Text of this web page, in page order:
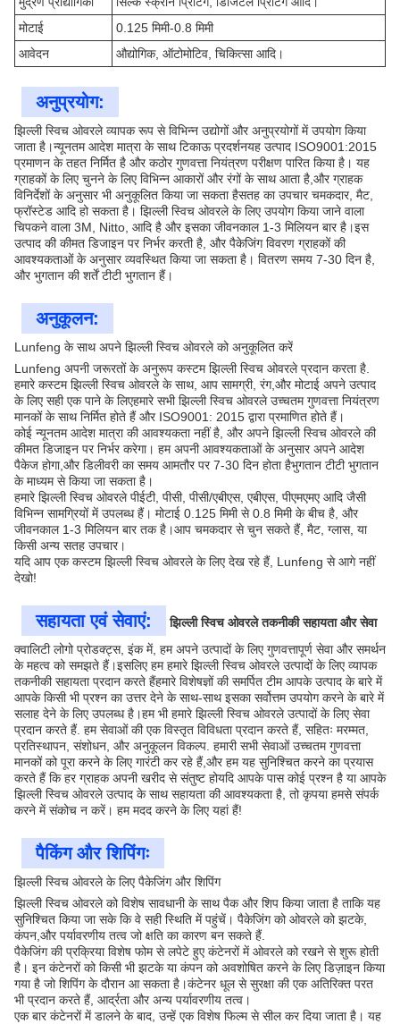
मोटाई
0.125 मिमी-0.8 मिमी
आवेदन
औद्योगिक, ऑटोमोटिव, चिकित्सा आदि।
अनुप्रयोग:
झिल्ली स्विच ओवरले व्यापक रूप से विभिन्न उद्योगों और अनुप्रयोगों में उपयोग किया
जाता है।न्यूनतम आदेश मात्रा के साथ टिकाऊ प्रदर्शनयह उत्पाद ISO9001:2015
प्रमाणन के तहत निर्मित है और कठोर गुणवत्ता नियंत्रण परीक्षण पारित किया है। यह
ग्राहकों के लिए चुनने के लिए विभिन्न आकारों और रंगों के साथ आता है,और ग्राहक
विनिर्देशों के अनुसार भी अनुकूलित किया जा सकता हैसतह का उपचार चमकदार, मैट,
फ्रॉस्टेड आदि हो सकता है। झिल्ली स्विच ओवरले के लिए उपयोग किया जाने वाला
चिपकने वाला 3M, Nitto, आदि है और इसका जीवनकाल 1-3 मिलियन बार है।इस
उत्पाद की कीमत डिजाइन पर निर्भर करती है, और पैकेजिंग विवरण ग्राहकों की
आवश्यकताओं के अनुसार व्यवस्थित किया जा सकता है। वितरण समय 7-30 दिन है,
और भुगतान की शर्तें टीटी भुगतान हैं।
अनुकूलन:
Lunfeng के साथ अपने झिल्ली स्विच ओवरले को अनुकूलित करें
Lunfeng अपनी जरूरतों के अनुरूप कस्टम झिल्ली स्विच ओवरले प्रदान करता है.
हमारे कस्टम झिल्ली स्विच ओवरले के साथ, आप सामग्री, रंग,और मोटाई अपने उत्पाद
के लिए सही एक पाने के लिएहमारे सभी झिल्ली स्विच ओवरले उच्चतम गुणवत्ता नियंत्रण
मानकों के साथ निर्मित होते हैं और ISO9001: 2015 द्वारा प्रमाणित होते हैं।
कोई न्यूनतम आदेश मात्रा की आवश्यकता नहीं है, और अपने झिल्ली स्विच ओवरले की
कीमत डिजाइन पर निर्भर करेगा। हम अपनी आवश्यकताओं के अनुसार अपने आदेश
पैकेज होगा,और डिलीवरी का समय आमतौर पर 7-30 दिन होता हैभुगतान टीटी भुगतान
के माध्यम से किया जा सकता है।
हमारे झिल्ली स्विच ओवरले पीईटी, पीसी, पीसी/एबीएस, एबीएस, पीएमएमए आदि जैसी
विभिन्न सामग्रियों में उपलब्ध हैं। मोटाई 0.125 मिमी से 0.8 मिमी के बीच है, और
जीवनकाल 1-3 मिलियन बार तक है।आप चमकदार से चुन सकते हैं, मैट, ग्लास, या
किसी अन्य सतह उपचार।
यदि आप एक कस्टम झिल्ली स्विच ओवरले के लिए देख रहे हैं, Lunfeng से आगे नहीं
देखो!
सहायता एवं सेवाएं:
झिल्ली स्विच ओवरले तकनीकी सहायता और सेवा
क्वालिटी लोगो प्रोडक्ट्स, इंक में, हम अपने उत्पादों के लिए गुणवत्तापूर्ण सेवा और समर्थन
के महत्व को समझते हैं।इसलिए हम हमारे झिल्ली स्विच ओवरले उत्पादों के लिए व्यापक
तकनीकी सहायता प्रदान करते हैंहमारे विशेषज्ञों की समर्पित टीम आपके उत्पाद के बारे में
आपके किसी भी प्रश्न का उत्तर देने के साथ-साथ इसका सर्वोत्तम उपयोग करने के बारे में
सलाह देने के लिए उपलब्ध है।हम भी हमारे झिल्ली स्विच ओवरले उत्पादों के लिए सेवा
प्रदान करते हैं. हम सेवाओं की एक विस्तृत विविधता प्रदान करते हैं, सहितः मरम्मत,
प्रतिस्थापन, संशोधन, और अनुकूलन विकल्प. हमारी सभी सेवाओं उच्चतम गुणवत्ता
मानकों को पूरा करने के लिए गारंटी कर रहे हैं,और हम यह सुनिश्चित करने का प्रयास
करते हैं कि हर ग्राहक अपनी खरीद से संतुष्ट होयदि आपके पास कोई प्रश्न है या आपके
झिल्ली स्विच ओवरले उत्पाद के साथ सहायता की आवश्यकता है, तो कृपया हमसे संपर्क
करने में संकोच न करें। हम मदद करने के लिए यहां हैं!
पैकिंग और शिपिंगः
झिल्ली स्विच ओवरले के लिए पैकेजिंग और शिपिंग
झिल्ली स्विच ओवरले को विशेष सावधानी के साथ पैक और शिप किया जाता है ताकि यह
सुनिश्चित किया जा सके कि वे सही स्थिति में पहुंचें। पैकेजिंग को ओवरले को झटके,
कंपन,और पर्यावरणीय तत्व जो क्षति का कारण बन सकते हैं.
पैकेजिंग की प्रक्रिया विशेष फोम से लपेटे हुए कंटेनरों में ओवरले को रखने से शुरू होती
है। इन कंटेनरों को किसी भी झटके या कंपन को अवशोषित करने के लिए डिज़ाइन किया
गया है जो शिपिंग के दौरान आ सकता है।कंटेनर धूल से सुरक्षा की एक अतिरिक्त परत
भी प्रदान करते हैं, आर्द्रता और अन्य पर्यावरणीय तत्व।
एक बार कंटेनरों में डालने के बाद, उन्हें एक विशेष फिल्म से सील कर दिया जाता है। यह